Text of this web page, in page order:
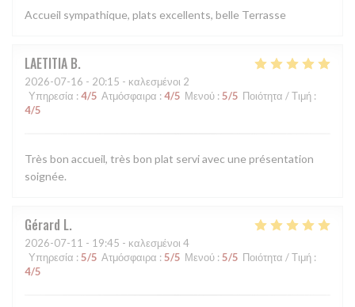
Accueil sympathique, plats excellents, belle Terrasse
LAETITIA B
2026-07-16 - 20:15 - καλεσμένοι 2
Υπηρεσία : 4/5 Ατμόσφαιρα : 4/5 Μενού : 5/5 Ποιότητα / Τιμή :
4/5
Très bon accueil, très bon plat servi avec une présentation
soignée.
Gérard L
2026-07-11 - 19:45 - καλεσμένοι 4
Υπηρεσία : 5/5 Ατμόσφαιρα : 5/5 Μενού : 5/5 Ποιότητα / Τιμή :
4/5